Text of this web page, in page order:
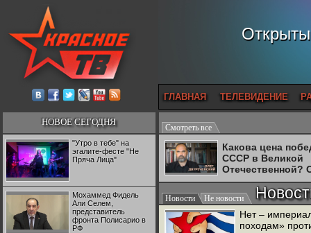
ГЛАВНАЯ ТЕЛЕВИДЕНИЕ
НОВОЕ СЕГОДНЯ
"Утро в тебе" на
эгалите-фесте "Не
Пряча Лица"
Мохаммед Фидель
Али Селем,
представитель
фронта Полисарио в
РФ
Смотреть все
Какова цена
СССР в Великой
Отечественной?
Двуреченский о
потерянной
Новости Не новости
Нет –
походам»